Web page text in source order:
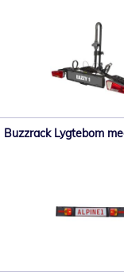
Buzzrack Lygtebom